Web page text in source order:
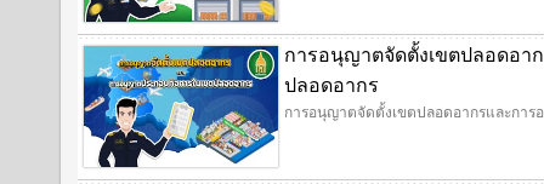
การอนุญาตจัดตั้งเขตปลอดอา
ปลอดอากร
การอนุญาตจัดตั้งเขตปลอดอากรและกา